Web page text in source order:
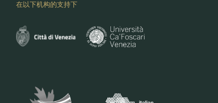
在以下机构的支持下